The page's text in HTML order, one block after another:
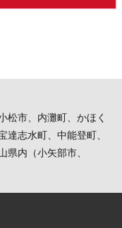
松市、内灘町、かほく
志水町、中能登町、
内（小矢部市、